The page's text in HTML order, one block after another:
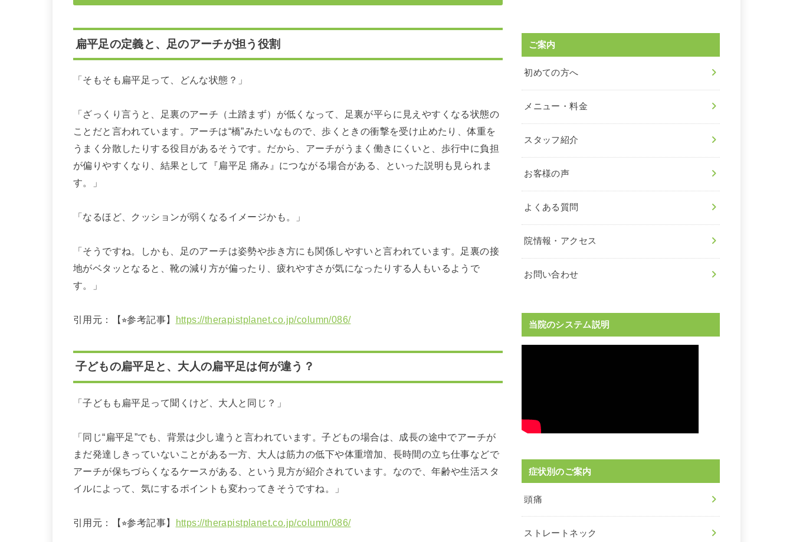
扁平足の定義と、足のアーチが担う役割
「そもそも扁平足って、どんな状態？」
「ざっくり言うと、足裏のアーチ（土踏まず）が低くなって、足裏が平らに見えやすくなる状態の
ことだと言われています。アーチは“橋”みたいなもので、歩くときの衝撃を受け止めたり、体重を
うまく分散したりする役目があるそうです。だから、アーチがうまく働きにくいと、歩行中に負担
が偏りやすくなり、結果として『扁平足 痛み』につながる場合がある、といった説明も見られま
す。」
「なるほど、クッションが弱くなるイメージかも。」
「そうですね。しかも、足のアーチは姿勢や歩き方にも関係しやすいと言われています。足裏の接
地がベタッとなると、靴の減り方が偏ったり、疲れやすさが気になったりする人もいるようで
す。」
引用元：【⭐︎参考記事】 https://therapistplanet.co.jp/column/086/
子どもの扁平足と、大人の扁平足は何が違う？
「子どもも扁平足って聞くけど、大人と同じ？」
「同じ“扁平足”でも、背景は少し違うと言われています。子どもの場合は、成長の途中でアーチが
まだ発達しきっていないことがある一方、大人は筋力の低下や体重増加、長時間の立ち仕事などで
アーチが保ちづらくなるケースがある、という見方が紹介されています。なので、年齢や生活スタ
イルによって、気にするポイントも変わってきそうですね。」
引用元：【⭐︎参考記事】 https://therapistplanet.co.jp/column/086/
ご案内
初めての方へ
メニュー・料金
スタッフ紹介
お客様の声
よくある質問
院情報・アクセス
お問い合わせ
当院のシステム説明
症状別のご案内
頭痛
ストレートネック